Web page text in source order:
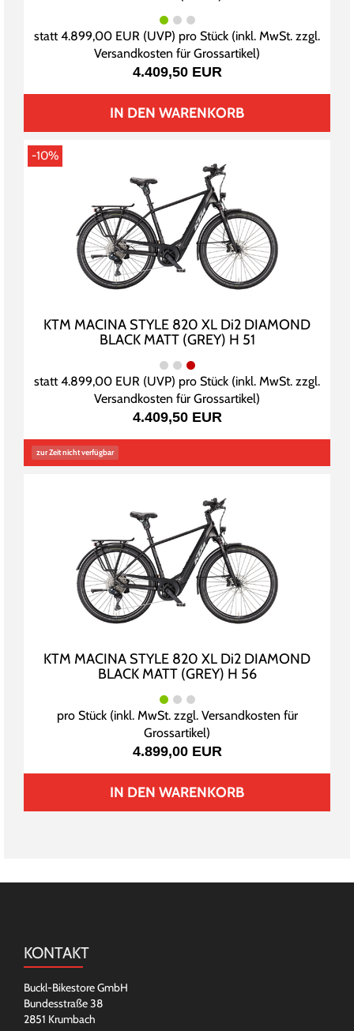
statt4.899,00 EUR (UVP) pro Stück (inkl. MwSt. zzgl.
Versandkosten für Grossartikel)
4.409,50 EUR
IN DEN WARENKORB
-10%
KTM MACINA STYLE 820 XL Di2 DIAMOND
BLACK MATT (GREY) H 51
statt4.899,00 EUR (UVP) pro Stück (inkl. MwSt. zzgl.
Versandkosten für Grossartikel)
4.409,50 EUR
zur Zeit nicht verfügbar
KTM MACINA STYLE 820 XL Di2 DIAMOND
BLACK MATT (GREY) H 56
pro Stück (inkl. MwSt. zzgl. Versandkosten für
Grossartikel)
4.899,00 EUR
IN DEN WARENKORB
KONTAKT
Buckl-Bikestore GmbH
Bundesstraße 38
2851 Krumbach